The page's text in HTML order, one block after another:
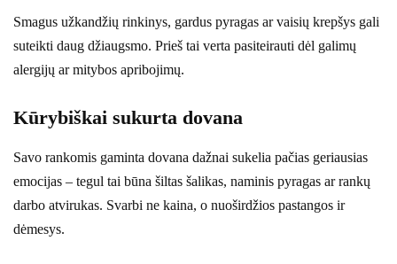
Smagus užkandžių rinkinys, gardus pyragas ar vaisių krepšys gali
suteikti daug džiaugsmo. Prieš tai verta pasiteirauti dėl galimų
alergijų ar mitybos apribojimų.
Kūrybiškai sukurta dovana
Savo rankomis gaminta dovana dažnai sukelia pačias geriausias
emocijas – tegul tai būna šiltas šalikas, naminis pyragas ar rankų
darbo atvirukas. Svarbi ne kaina, o nuoširdžios pastangos ir
dėmesys.